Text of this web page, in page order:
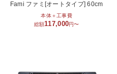
Fami ファミ[オートタイプ] 60cm
本体＋工事費
総額117,000円〜